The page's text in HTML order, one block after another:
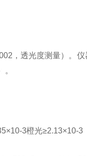
透光度测量）。仪
3橙光≥2.13×10-3